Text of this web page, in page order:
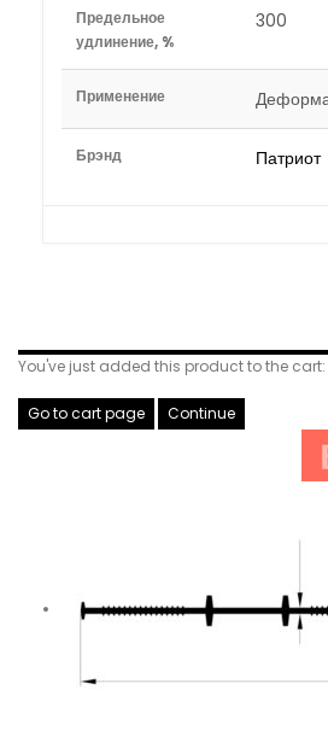
Предельное
удлинение, %
300
Применение
Брэнд Патриот
You've just added this product to the cart:
Go to cart page Continue